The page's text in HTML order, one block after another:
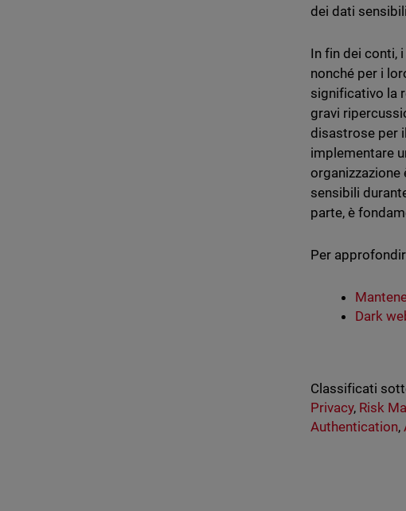
dei dati
In fin dei conti,
nonché per i
significativo la
gravi
disastrose per
implementare
organizzazione
sensibili
parte, è
Per
Dark
Classificati
Privacy, Risk
Authentication,